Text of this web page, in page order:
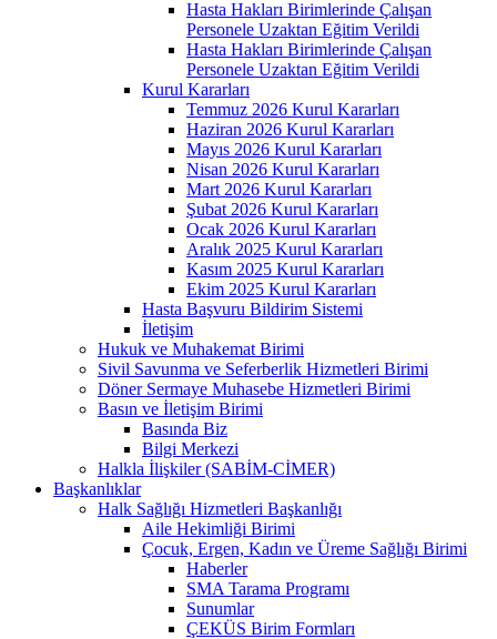
Hasta Hakları Birimlerinde Çalışan
Personele Uzaktan Eğitim Verildi
Hasta Hakları Birimlerinde Çalışan
Personele Uzaktan Eğitim Verildi
Kurul Kararları
Temmuz 2026 Kurul Kararları
Haziran 2026 Kurul Kararları
Mayıs 2026 Kurul Kararları
Nisan 2026 Kurul Kararları
Mart 2026 Kurul Kararları
Şubat 2026 Kurul Kararları
Ocak 2026 Kurul Kararları
Aralık 2025 Kurul Kararları
Kasım 2025 Kurul Kararları
Ekim 2025 Kurul Kararları
Hasta Başvuru Bildirim Sistemi
İletişim
Hukuk ve Muhakemat Birimi
Sivil Savunma ve Seferberlik Hizmetleri Birimi
Döner Sermaye Muhasebe Hizmetleri Birimi
Basın ve İletişim Birimi
Basında Biz
Bilgi Merkezi
Halkla İlişkiler (SABİM-CİMER)
Başkanlıklar
Halk Sağlığı Hizmetleri Başkanlığı
Aile Hekimliği Birimi
Çocuk, Ergen, Kadın ve Üreme Sağlığı Birimi
Haberler
SMA Tarama Programı
Sunumlar
ÇEKÜS Birim Formları